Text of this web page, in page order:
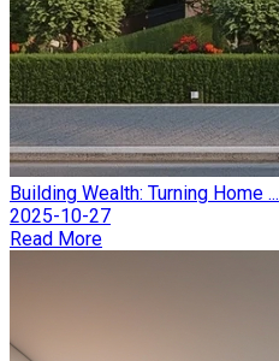
Building Wealth: Turning Home ...
2025-10-27
Read More